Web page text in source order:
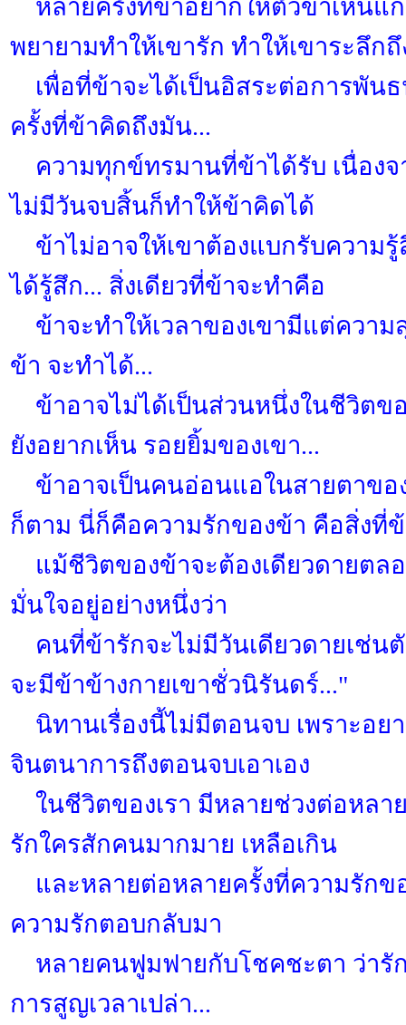
หลายครั้งที่ข้าอยากให้ตัวข้าเห็นแ
พยายามทำให้เขารัก ทำให้เขาระลึก
เพื่อที่ข้าจะได้เป็นอิสระต่อการพัน
ครั้งที่ข้าคิดถึงมัน...
ความทุกข์ทรมานที่ข้าได้รับ เนื่องจ
ไม่มีวันจบสิ้นก็ทำให้ข้าคิดได้
ข้าไม่อาจให้เขาต้องแบกรับความ
ได้รู้สึก... สิ่งเดียวที่ข้าจะทำคือ
ข้าจะทำให้เวลาของเขามีแต่ความ
ข้า จะทำได้...
ข้าอาจไม่ได้เป็นส่วนหนึ่งในชีวิตข
ยังอยากเห็น รอยยิ้มของเขา...
ข้าอาจเป็นคนอ่อนแอในสายตาขอ
ก็ตาม นี่ก็คือความรักของข้า คือสิ่งที่ข้
แม้ชีวิตของข้าจะต้องเดียวดายตล
มั่นใจอยู่อย่างหนึ่งว่า
คนที่ข้ารักจะไม่มีวันเดียวดายเช่นตั
จะมีข้าข้างกายเขาชั่วนิรันดร์..."
นิทานเรื่องนี้ไม่มีตอนจบ เพราะอย
จินตนาการถึงตอนจบเอาเอง
ในชีวิตของเรา มีหลายช่วงต่อหลาย
รักใครสักคนมากมาย เหลือเกิน
และหลายต่อหลายครั้งที่ความรักขอ
ความรักตอบกลับมา
หลายคนฟูมฟายกับโชคชะตา ว่ารั
การสูญเวลาเปล่า...